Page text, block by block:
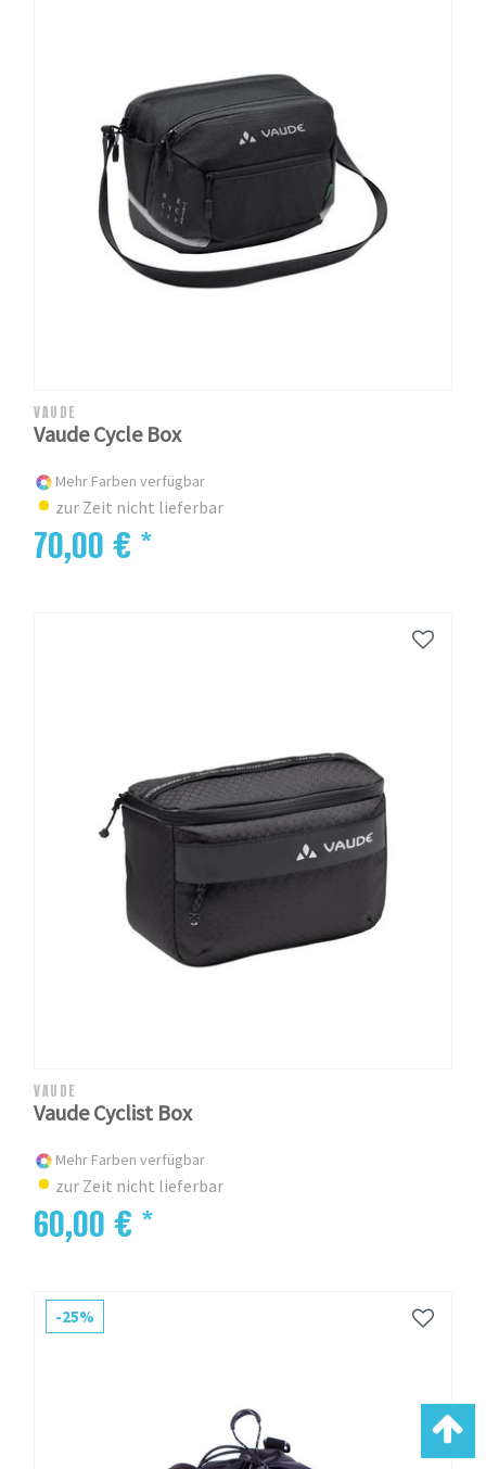
VAUDE
Vaude Cycle Box
Mehr Farben verfügbar
zur Zeit nicht lieferbar
70,00 € *
VAUDE
Vaude Cyclist Box
Mehr Farben verfügbar
zur Zeit nicht lieferbar
60,00 € *
-25%